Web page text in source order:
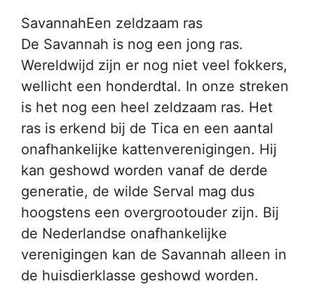
SavannahEen zeldzaam ras
De Savannah is nog een jong ras.
Wereldwijd zijn er nog niet veel fokkers,
wellicht een honderdtal. In onze streken
is het nog een heel zeldzaam ras. Het
ras is erkend bij de Tica en een aantal
onafhankelijke kattenverenigingen. Hij
kan geshowd worden vanaf de derde
generatie, de wilde Serval mag dus
hoogstens een overgrootouder zijn. Bij
de Nederlandse onafhankelijke
verenigingen kan de Savannah alleen in
de huisdierklasse geshowd worden.